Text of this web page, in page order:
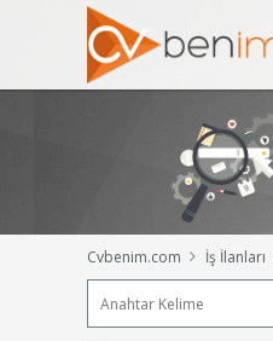
Cvbenim.com İş İlanları